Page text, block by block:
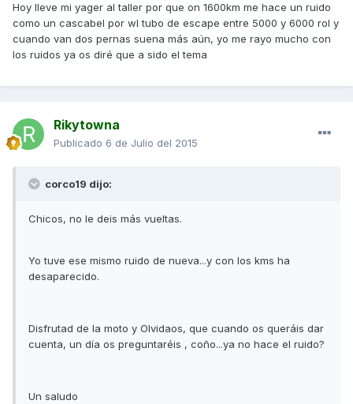
Hoy lleve mi yager al taller por que on 1600km me hace un ruido
como un cascabel por wl tubo de escape entre 5000 y 6000 rol y
cuando van dos pernas suena más aún, yo me rayo mucho con
los ruidos ya os diré que a sido el tema
Rikytowna
Publicado 6 de Julio del 2015
corco19 dijo:
Chicos, no le deis más vueltas.
Yo tuve ese mismo ruido de nueva...y con los kms ha
desaparecido.
Disfrutad de la moto y Olvidaos, que cuando os queráis dar
cuenta, un día os preguntaréis , coño...ya no hace el ruido?
Un saludo